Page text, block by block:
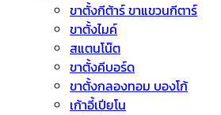
ขาตั้งกีต้าร์ ขาแขวนกีตาร์
ขาตั้งไมค์
สแตนโน๊ต
ขาตั้งคีบอร์ด
ขาตั้งกลองทอม บองโก้
เก้าอี้เปียโน